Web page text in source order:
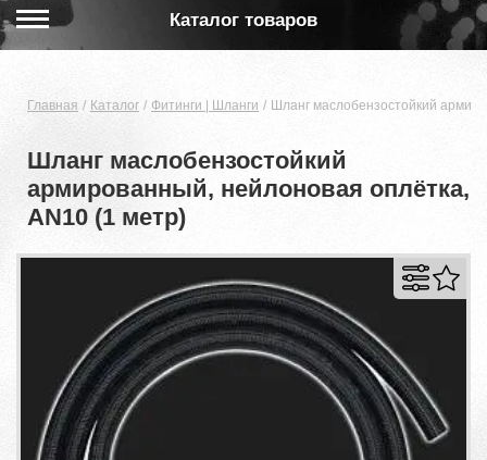
Каталог товаров
Главная Каталог Фитинги | Шланги Шланг маслобензостойкий
Шланг маслобензостойкий
армированный, нейлоновая оплётка,
AN10 (1 метр)